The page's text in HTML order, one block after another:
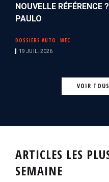
NOUVELLE RÉFÉRENCE
PAULO
DOSSIERS AUTO WEC
19 JUIL. 2026
VOIR
ARTICLES LES
SEMAINE